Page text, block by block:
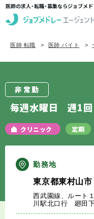
医師の求人・転職・募集ならジョブメ
求人を探す
定期非常勤の求人
特集から探す
エージェントサービ
エージェントサービ
サービスの流れ
医師 転職 医師 バイト
非常勤
毎週水曜日 週1
クリニック 定期
勤務地
東京都東村山市
西武園線、ルート
川駅北口行 廻田